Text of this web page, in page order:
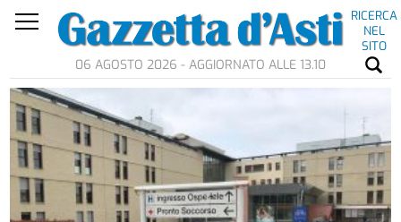
RICERCA
NEL
SITO
06 AGOSTO 2026 - AGGIORNATO ALLE 13.10